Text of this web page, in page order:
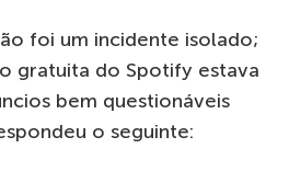
foi um incidente isolado;
gratuita do Spotify estava
bem questionáveis
o seguinte: